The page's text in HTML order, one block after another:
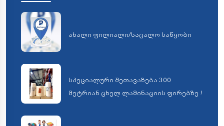
ახალი ფილიალი/საცალო საწყობი
სპეციალური შეთავაზება 300
მეტრიან ცხელ ლამინაციის ფირებზე !